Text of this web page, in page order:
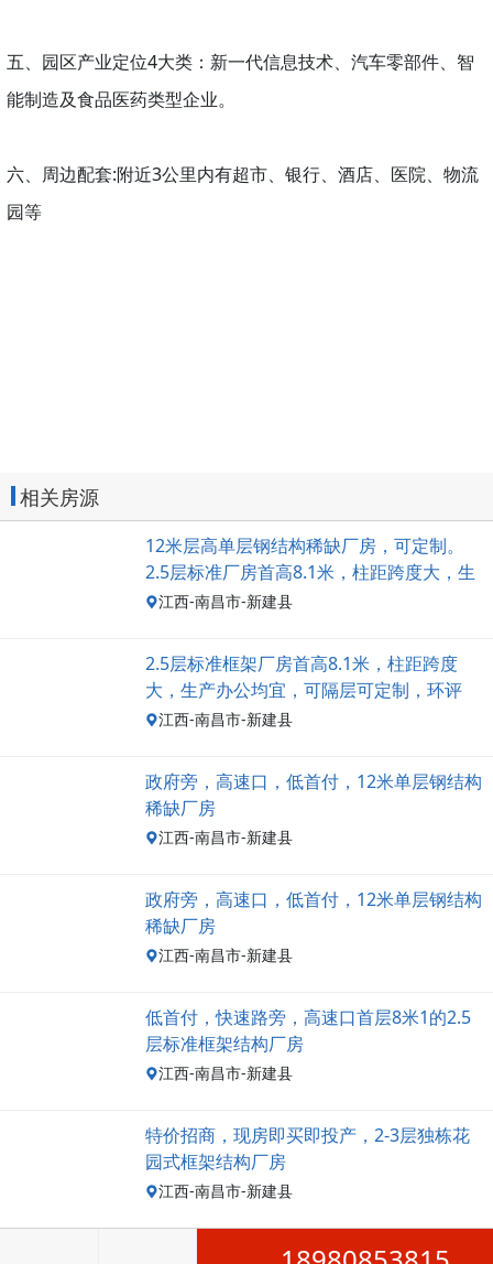
五、园区产业定位4大类：新一代信息技术、汽车零部件、智
能制造及食品医药类型企业。
六、周边配套:附近3公里内有超市、银行、酒店、医院、物流
园等
相关房源
12米层高单层钢结构稀缺厂房，可定制。
2.5层标准厂房首高8.1米，柱距跨度大，生
产办公均宜，可隔层可定制
江西-南昌市-新建县
2.5层标准框架厂房首高8.1米，柱距跨度
大，生产办公均宜，可隔层可定制，环评
江西-南昌市-新建县
政府旁，高速口，低首付，12米单层钢结构
稀缺厂房
江西-南昌市-新建县
政府旁，高速口，低首付，12米单层钢结构
稀缺厂房
江西-南昌市-新建县
低首付，快速路旁，高速口首层8米1的2.5
层标准框架结构厂房
江西-南昌市-新建县
特价招商，现房即买即投产，2-3层独栋花
园式框架结构厂房
江西-南昌市-新建县